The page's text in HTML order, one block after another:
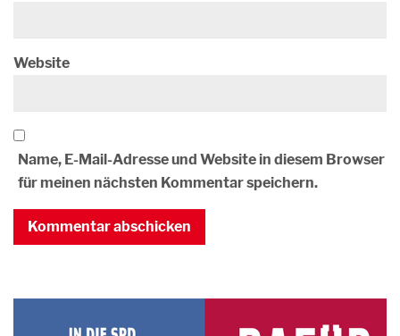
Website
Name, E-Mail-Adresse und Website in diesem Browser
für meinen nächsten Kommentar speichern.